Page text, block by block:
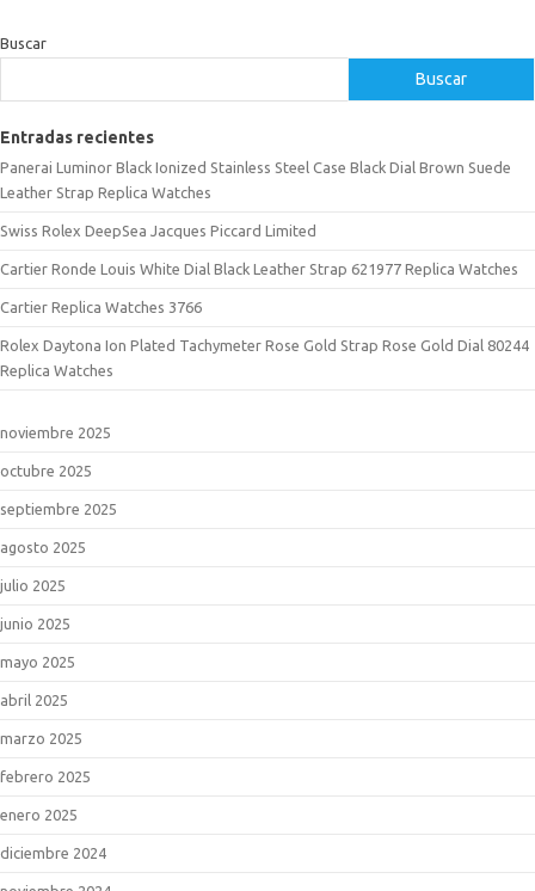
Buscar
Buscar
Entradas recientes
Panerai Luminor Black Ionized Stainless Steel Case Black Dial Brown Suede
Leather Strap Replica Watches
Swiss Rolex DeepSea Jacques Piccard Limited
Cartier Ronde Louis White Dial Black Leather Strap 621977 Replica Watches
Cartier Replica Watches 3766
Rolex Daytona Ion Plated Tachymeter Rose Gold Strap Rose Gold Dial 80244
Replica Watches
noviembre 2025
octubre 2025
septiembre 2025
agosto 2025
julio 2025
junio 2025
mayo 2025
abril 2025
marzo 2025
febrero 2025
enero 2025
diciembre 2024